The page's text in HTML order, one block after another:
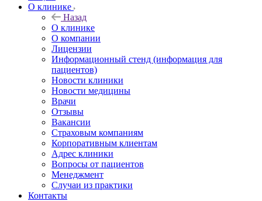
О клинике
Назад
О клинике
О компании
Лицензии
Информационный стенд (информация для
пациентов)
Новости клиники
Новости медицины
Врачи
Отзывы
Вакансии
Страховым компаниям
Корпоративным клиентам
Адрес клиники
Вопросы от пациентов
Менеджмент
Случаи из практики
Контакты